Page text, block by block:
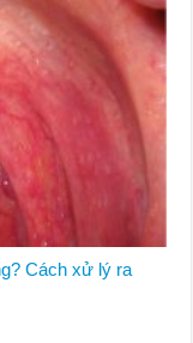
Cách xử lý ra